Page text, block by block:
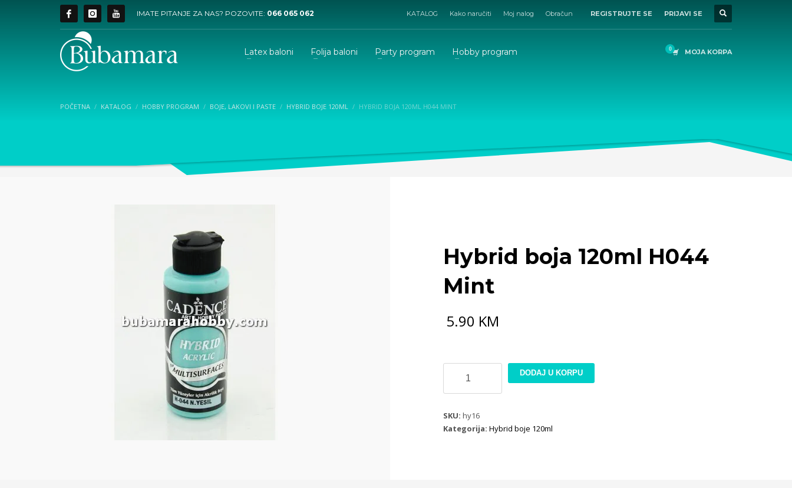
IMATE PITANJE ZA NAS? POZOVITE: 066 065 062 KATALOG Kako naručiti Moj nalog Obračun REGISTRUJTE SE PRIJAVI SE
Latex baloni Folija baloni Party program Hobby program MOJA KORPA
POČETNA KATALOG HOBBY PROGRAM BOJE, LAKOVI I PASTE HYBRID BOJE 120ML HYBRID BOJA 120ML H044 MINT
Hybrid boja 120ml H044
Mint
5.90 KM
120ml
Mint
količina
DODAJ U KORPU
SKU: hy16
Kategorija: Hybrid boje 120ml